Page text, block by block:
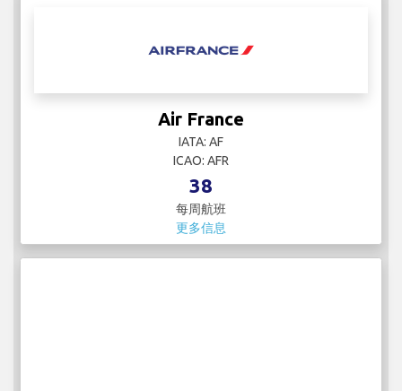
Air France
IATA: AF
ICAO: AFR
38
每周航班
更多信息